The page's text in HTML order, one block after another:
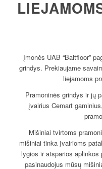
Įmonės UAB “Baltfloor”
grindys. Prekiaujame
liejamoms
Pramoninės grindys ir jų
įvairius Cemart
Mišiniai tvirtoms
mišiniai tinka įvairioms
lygios ir atsparios
pasinaudojus mūsų